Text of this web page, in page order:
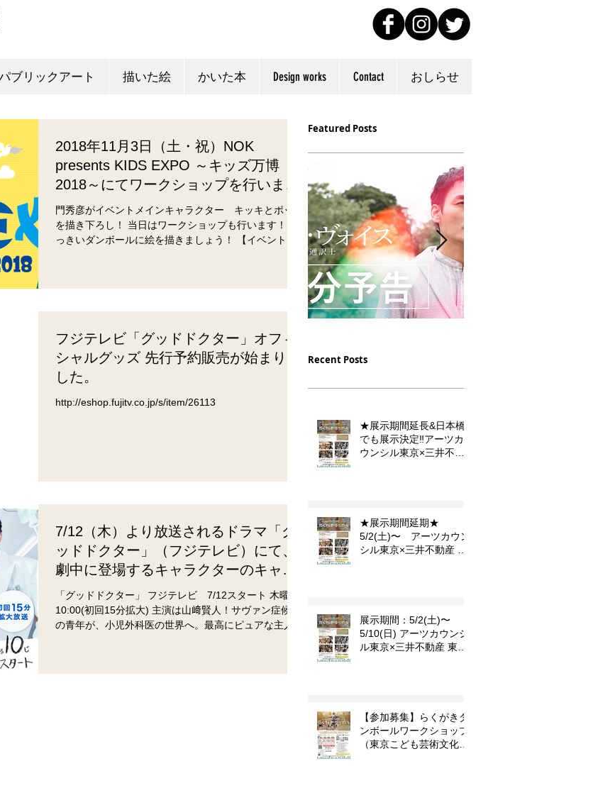
ブリックアート 描いた絵 かいた本 Design works Contact おしらせ
2018年11月3日（土・祝）NOK
presents KIDS EXPO ～キッズ万博
2018～にてワークショップを行いま
す。
門秀彦がイベントメインキャラクター キッキとポッポ
を描き下ろし！ 当日はワークショップも行います！お
っきいダンボールに絵を描きましょう！ 【イベント情
フジテレビ「グッドドクター」オフィ
シャルグッズ 先行予約販売が始まりま
した。
http://eshop.fujitv.co.jp/s/item/26113
7/12（木）より放送されるドラマ「グ
ッドドクター」（フジテレビ）にて、
劇中に登場するキャラクターのキャラ
クターデザイン、小児病棟内のプレイ
ルーム壁面イラストデザインやってま
す。
「グッドドクター」 フジテレビ 7/12スタート 木曜夜
10:00(初回15分拡大) 主演は山﨑賢人！サヴァン症候群
の青年が、小児外科医の世界へ。最高にピュアな主人公
Featured Posts
送【デフ・ヴォイス 法廷
彦作品が登場します
Recent Posts
★展示期間延長&日本橋
でも展示決定‼️アーツカ
ウンシル東京×三井不動
★展示期間延期★
5/2(土)〜 アーツカウン
シル東京×三井不動産 東
展示期間：5/2(土)〜
5/10(日) アーツカウンシ
ル東京×三井不動産 東京
【参加募集】らくがきダ
ンボールワークショップ
（東京こども芸術文化プ